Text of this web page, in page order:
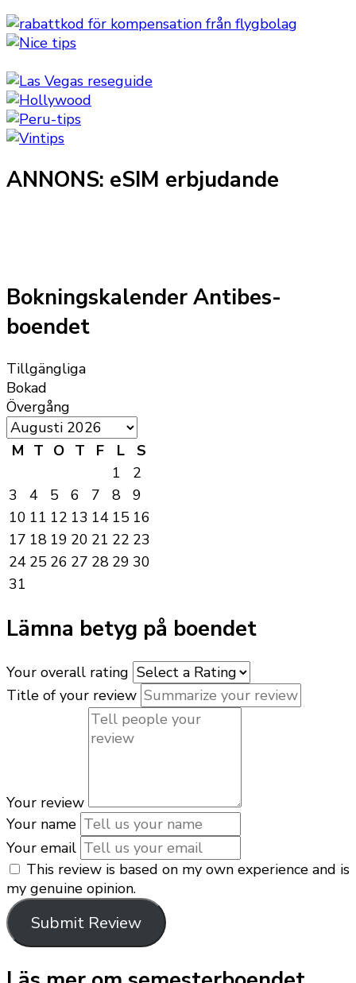
ANNONS: eSIM erbjudande
Bokningskalender Antibes-
boendet
Tillgängliga
Bokad
Övergång
M T O T F L
S
1
2
3
4 5 6 7 8
9
10 11 12 13 14 15 16
17 18 19 20 21 22 23
24 25 26 27 28 29 30
31
Lämna betyg på boendet
Your overall rating
Title of your review
Your review
Your name
Your email
This review is based on my own experience and is
my genuine opinion.
Submit Review